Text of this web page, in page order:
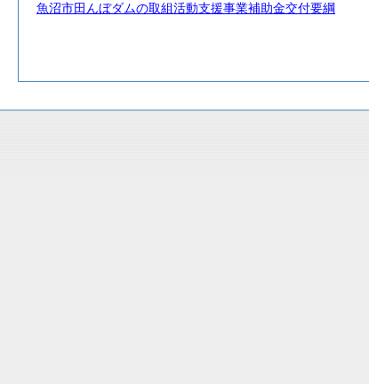
魚沼市田んぼダムの取組活動支援事業補助金交付要綱